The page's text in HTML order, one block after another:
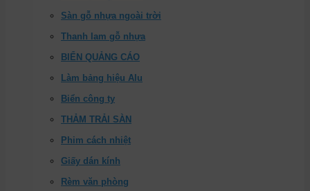
Sàn gỗ nhựa ngoài trời
Thanh lam gỗ nhựa
BIỂN QUẢNG CÁO
Làm bảng hiệu Alu
Biển công ty
THẢM TRẢI SÀN
Phim cách nhiệt
Giấy dán kính
Rèm văn phòng